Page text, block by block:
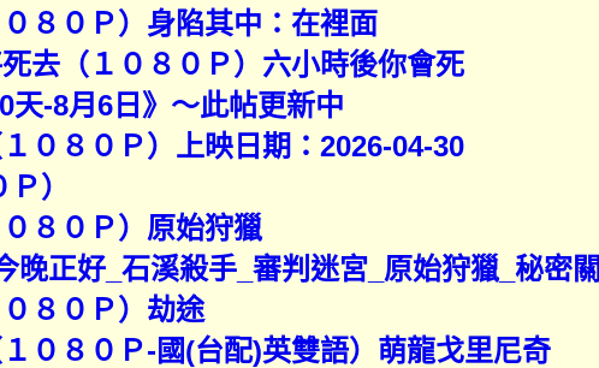
８０Ｐ）身陷其中：在裡面
去（１０８０Ｐ）六小時後你會死
天-8月6日》～此帖更新中
０８０Ｐ）上映日期：2026-04-30
）
８０Ｐ）原始狩獵
晚正好_石溪殺手_審判迷宮_原始狩獵_秘密
８０Ｐ）劫途
０８０Ｐ-國(台配)英雙語）萌龍戈里尼奇